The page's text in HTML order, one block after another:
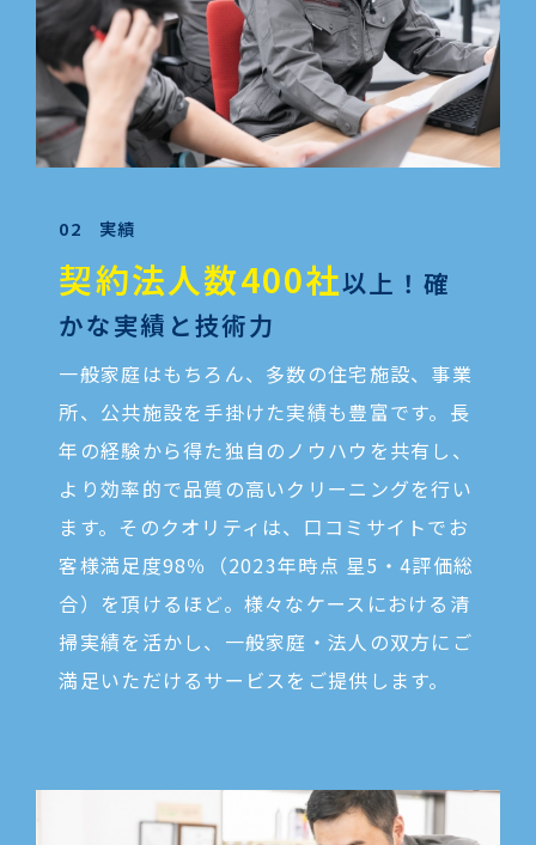
02 実績
契約法人数400社以上！ 確
かな実績と技術力
一般家庭はもちろん、多数の住宅施設、事業
所、公共施設を手掛けた実績も豊富です。長
年の経験から得た独自のノウハウを共有し、
より効率的で品質の高いクリーニングを行い
ます。そのクオリティは、口コミサイトでお
客様満足度98％（2023年時点 星5・4評価総
合）を頂けるほど。様々なケースにおける清
掃実績を活かし、一般家庭・法人の双方にご
満足いただけるサービスをご提供します。